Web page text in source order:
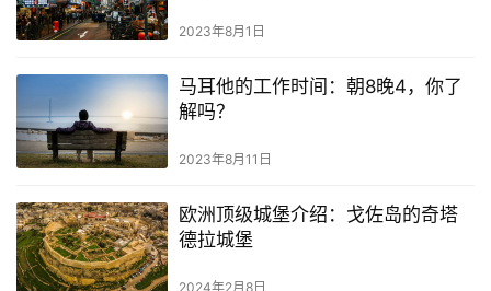
2023年8月1日
马耳他的工作时间：朝8晚4，你了
解吗？
2023年8月11日
欧洲顶级城堡介绍：戈佐岛的奇塔
德拉城堡
2024年2月8日